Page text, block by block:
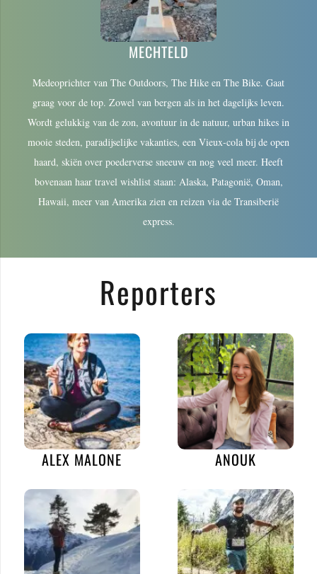
MECHTELD
Medeoprichter van The Outdoors, The Hike en The Bike. Gaat
graag voor de top. Zowel van bergen als in het dagelijks leven.
Wordt gelukkig van de zon, avontuur in de natuur, urban hikes in
mooie steden, paradijselijke vakanties, een Vieux-cola bij de open
haard, skiën over poederverse sneeuw en nog veel meer. Heeft
bovenaan haar travel wishlist staan: Alaska, Patagonië, Oman,
Hawaii, meer van Amerika zien en reizen via de Transiberië
express.
Reporters
ALEX MALONE ANOUK